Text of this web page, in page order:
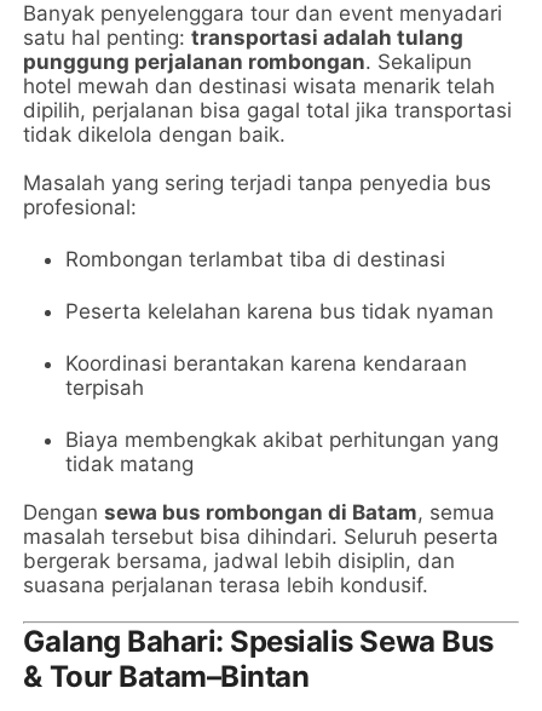
Banyak penyelenggara tour dan event menyadari
satu hal penting:transportasi adalah tulang
punggung perjalanan rombongan. Sekalipun
hotel mewah dan destinasi wisata menarik telah
dipilih, perjalanan bisa gagal total jika transportasi
tidak dikelola dengan baik.
Masalah yang sering terjadi tanpa penyedia bus
profesional:
Rombongan terlambat tiba di destinasi
Peserta kelelahan karena bus tidak nyaman
Koordinasi berantakan karena kendaraan
terpisah
Biaya membengkak akibat perhitungan yang
tidak matang
Dengansewa bus rombongan di Batam, semua
masalah tersebut bisa dihindari. Seluruh peserta
bergerak bersama, jadwal lebih disiplin, dan
suasana perjalanan terasa lebih kondusif.
Galang Bahari: Spesialis Sewa Bus
& Tour Batam–Bintan